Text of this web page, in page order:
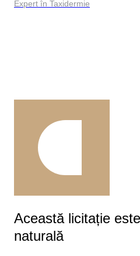
Expert în Taxidermie
Această licitație
naturală